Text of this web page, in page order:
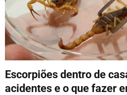
Escorpiões dentro de
acidentes e o que fazer